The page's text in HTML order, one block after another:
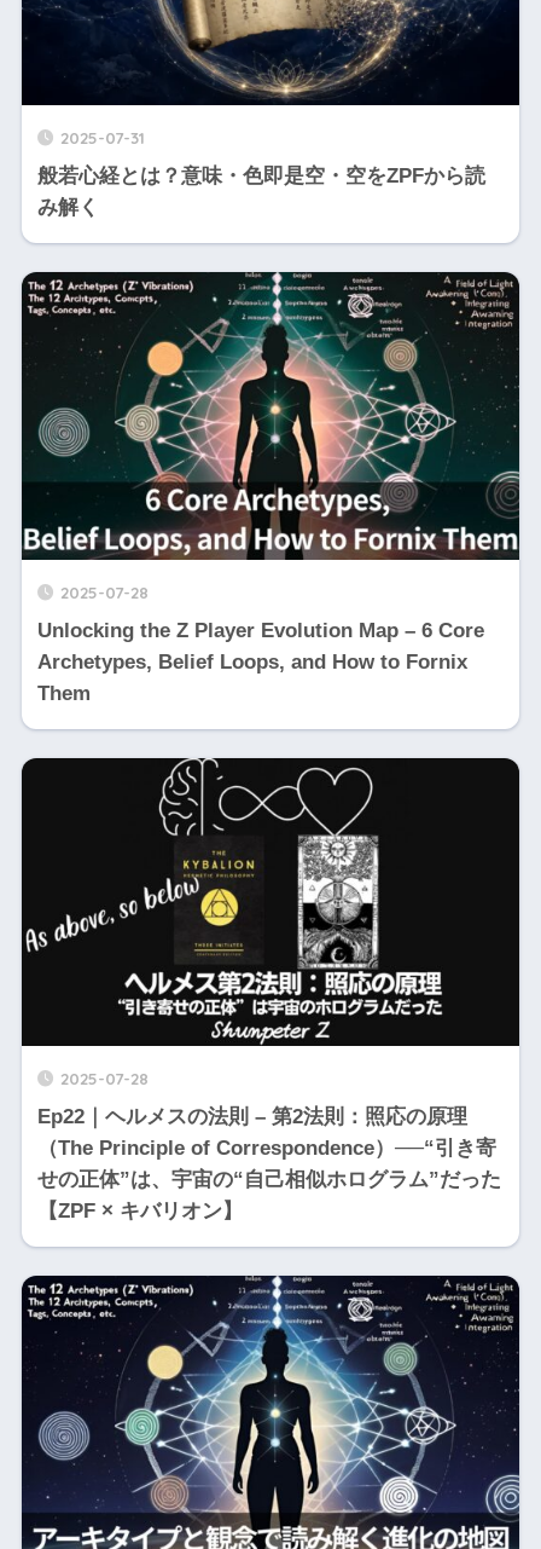
2025-07-31
般若心経とは？意味・色即是空・空をZPFから読
み解く
2025-07-28
Unlocking the Z Player Evolution Map – 6 Core
Archetypes, Belief Loops, and How to Fornix
Them
2025-07-28
Ep22｜ヘルメスの法則 – 第2法則：照応の原理
（The Principle of Correspondence）──“引き寄
せの正体”は、宇宙の“自己相似ホログラム”だった
【ZPF × キバリオン】